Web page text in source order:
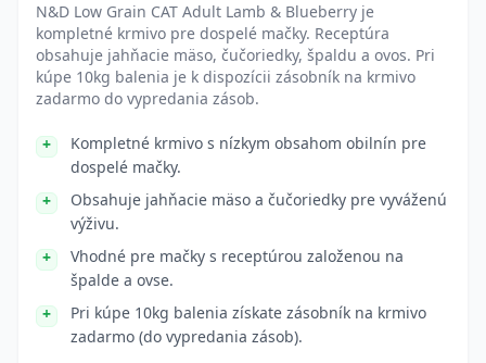
N&D Low Grain CAT Adult Lamb & Blueberry je
kompletné krmivo pre dospelé mačky. Receptúra
obsahuje jahňacie mäso, čučoriedky, špaldu a ovos. Pri
kúpe 10kg balenia je k dispozícii zásobník na krmivo
zadarmo do vypredania zásob.
Kompletné krmivo s nízkym obsahom obilnín pre
dospelé mačky.
Obsahuje jahňacie mäso a čučoriedky pre vyváženú
výživu.
Vhodné pre mačky s receptúrou založenou na
špalde a ovse.
Pri kúpe 10kg balenia získate zásobník na krmivo
zadarmo (do vypredania zásob).